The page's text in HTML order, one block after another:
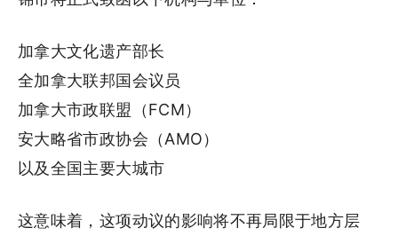
加拿大文化遗产部长
全加拿大联邦国会议员
加拿大市政联盟（FCM）
安大略省市政协会（AMO）
以及全国主要大城市
这意味着，这项动议的影响将不再局限于地方层